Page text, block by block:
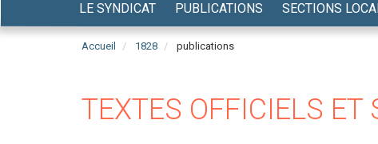
LE SYNDICAT PUBLICATIONS SECTIONS
Accueil 1828 publications
TEXTES OFFICIELS ET